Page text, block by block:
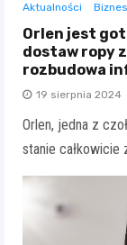
Aktualności Biznes
Orlen jest
dostaw ropy
rozbudowa
19 sierpnia 2024
Orlen, jedna z
stanie